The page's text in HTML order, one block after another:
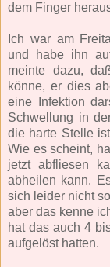
dem Finger
Ich war am
und habe ihn
meinte dazu,
könne, er dies
eine Infektion
Schwellung in
die harte Stelle
Wie es scheint,
jetzt abfliesen
abheilen kann.
sich leider nicht
aber das kenne
hat das auch 4
aufgelöst hatten.